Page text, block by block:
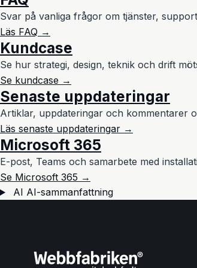
Svar på vanliga frågor om tjänster,
Läs FAQ →
Kundcase
Se hur strategi, design, teknik och drift
Se kundcase →
Senaste uppdateringar
Artiklar, uppdateringar och kommentarer
Läs senaste uppdateringar →
Microsoft 365
E-post, Teams och samarbete med
Se Microsoft 365 →
AI AI-sammanfattning